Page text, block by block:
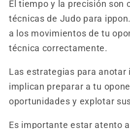
El tiempo y la precisión son
técnicas de Judo para
a los movimientos de tu
técnica correctamente.
Las estrategias para anotar
implican preparar a tu
oportunidades y explotar
Es importante estar atento